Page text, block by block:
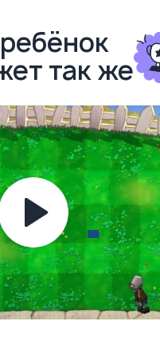
так же
уроках Поддержка